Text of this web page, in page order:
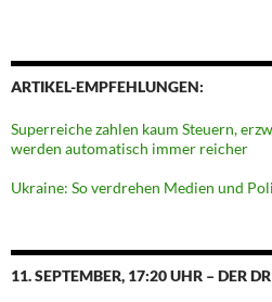
ARTIKEL-EMPFEHLUNGEN:
Superreiche zahlen kaum Steuern,
werden automatisch immer reicher
Ukraine: So verdrehen Medien und
11. SEPTEMBER, 17:20 UHR – DER